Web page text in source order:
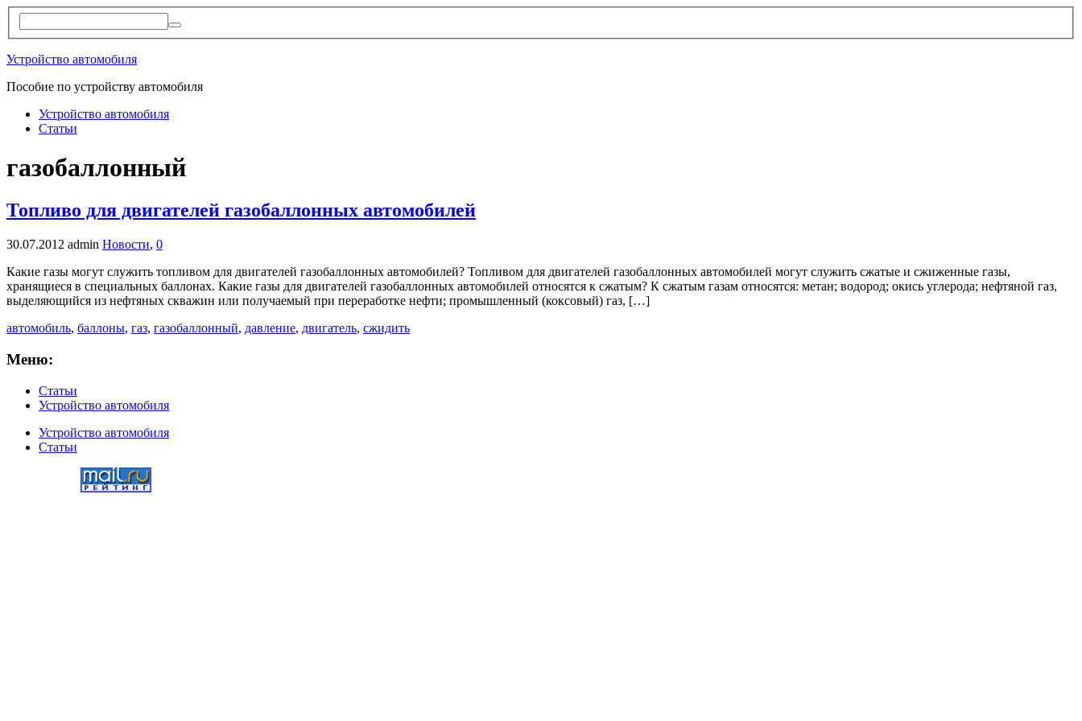
Устройство автомобиля
Пособие по устройству автомобиля
Устройство автомобиля
Статьи
газобаллонный
Топливо для двигателей газобаллонных автомобилей
30.07.2012 admin Новости, 0
Какие газы могут служить топливом для двигателей газобаллонных автомобилей? Топливом для двигателей газобаллонных автомобилей могут служить сжатые и сжиженные газы,
хранящиеся в специальных баллонах. Какие газы для двигателей газобаллонных автомобилей относятся к сжатым? К сжатым газам относятся: метан; водород; окись углерода; нефтяной газ,
выделяющийся из нефтяных скважин или получаемый при переработке нефти; промышленный (коксовый) газ, […]
автомобиль, баллоны, газ, газобаллонный, давление, двигатель, сжидить
Меню:
Статьи
Устройство автомобиля
Устройство автомобиля
Статьи